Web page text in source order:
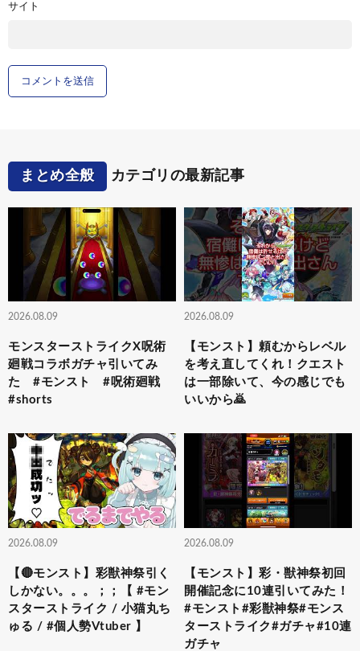
サイト
まとめ全般 カテゴリの最新記事
2026.08.09
モンスターストライクX呪術
廻戦コラボガチャ引いてみ
た #モンスト #呪術廻戦
#shorts
2026.08.09
【モンスト】頼むからレベル
を考え直してくれ！クエスト
は一部除いて、今の感じでも
いいから🙇
2026.08.09
【🔴モンスト】彩獣神祭引く
しかない。。。；；【 #モン
スターストライク / 小猫丸ち
ゅる / #個人勢Vtuber 】
2026.08.09
【モンスト】彩・獣神祭初回
開催記念に10連引いてみた！
#モンスト#彩獣神祭#モンス
ターストライク#ガチャ#10連
ガチャ